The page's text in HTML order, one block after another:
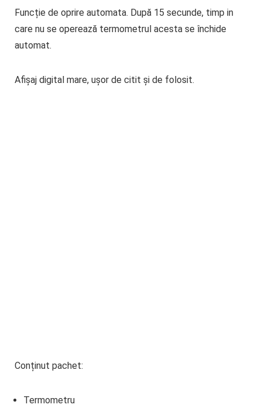
Funcție de oprire automata. După 15 secunde, timp in
care nu se operează termometrul acesta se închide
automat.
Afișaj digital mare, ușor de citit și de folosit.
Conținut pachet:
Termometru